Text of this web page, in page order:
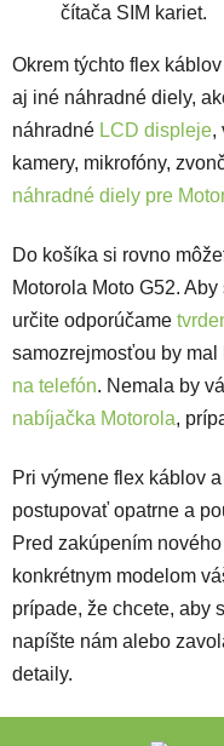
čítača SIM kariet.
Okrem týchto flex
aj iné náhradné diely,
náhradné LCD displeje,
kamery, mikrofóny,
náhradné diely pre
Do košíka si rovno
Motorola Moto G52.
určite odporúčame
samozrejmosťou by mal
na telefón. Nemala by
nabíjačka Motorola,
Pri výmene flex káblov
postupovať opatrne a
Pred zakúpením
konkrétnym modelom
prípade, že chcete, aby
napíšte nám alebo
detaily.